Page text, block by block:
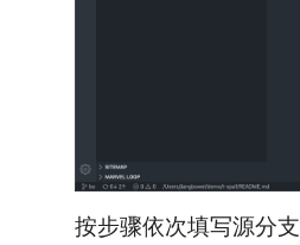
按步骤依次填写源分